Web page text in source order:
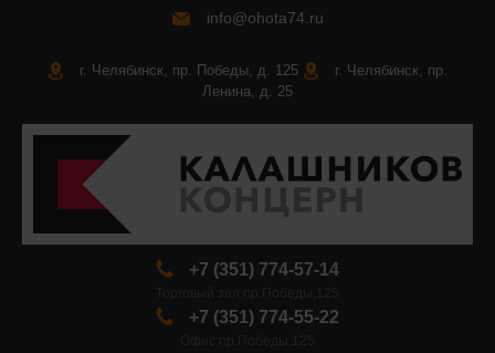
info@ohota74.ru
г. Челябинск, пр. Победы, д. 125
г. Челябинск, пр.
Ленина, д. 25
+7 (351) 774-57-14
+7 (351) 774-55-22